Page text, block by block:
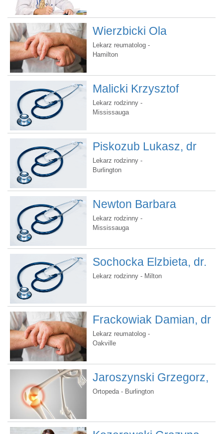
Wierzbicki Ola
Magdalena, dr
Lekarz reumatolog -
Hamilton
Malicki Krzysztof
Władysław, dr.
Lekarz rodzinny -
Mississauga
Piskozub Lukasz, dr
Lekarz rodzinny -
Burlington
Newton Barbara
Jolanta, dr
Lekarz rodzinny -
Mississauga
Sochocka Elzbieta, dr.
Lekarz rodzinny - Milton
Frackowiak Damian, dr
Lekarz reumatolog -
Oakville
Jaroszynski Grzegorz,
dr
Ortopeda - Burlington